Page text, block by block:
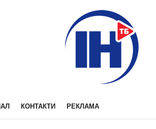
КОНТАКТИ РЕКЛАМА